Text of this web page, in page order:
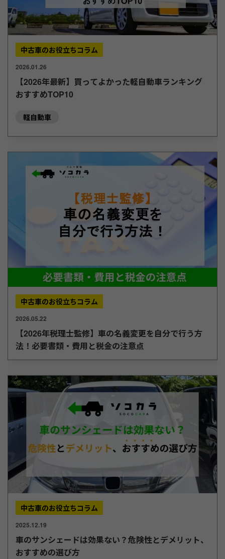
中古車のお役立ちコラム
2026.01.26
【2026年最新】買ってよかった軽自動車ランキング
おすすめTOP10
軽自動車
中古車のお役立ちコラム
2026.05.22
【2026年税理士監修】車の名義変更を自分で行う方
法！必要書類・費用と税金の注意点
中古車のお役立ちコラム
2025.12.19
車のサンシェードは効果ない？危険性とデメリット、
おすすめの選び方